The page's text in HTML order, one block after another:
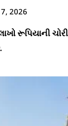
7, 2026
રૂપિયાની